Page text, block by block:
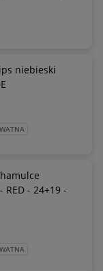
niebieski
RED - 24+19 -